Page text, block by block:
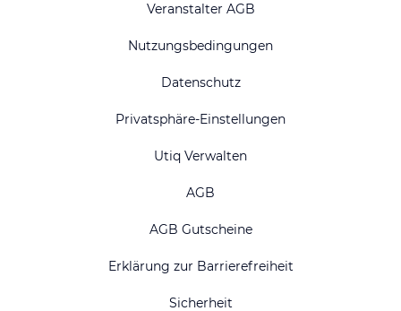
Veranstalter AGB
Nutzungsbedingungen
Datenschutz
Privatsphäre-Einstellungen
Utiq Verwalten
AGB
AGB Gutscheine
Erklärung zur Barrierefreiheit
Sicherheit